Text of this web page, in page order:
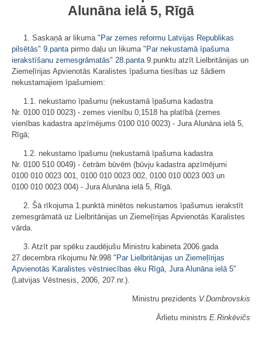
Alunāna ielā 5, Rīgā
1. Saskaņā ar likuma " Par zemes reformu Latvijas Republikas
pilsētās" 9.pantapirmo daļu un likuma " Par nekustamā īpašuma
ierakstīšanu zemesgrāmatās" 28.panta9.punktu atzīt Lielbritānijas un
Ziemeļīrijas Apvienotās Karalistes īpašuma tiesības uz šādiem
nekustamajiem īpašumiem:
1.1. nekustamo īpašumu (nekustamā īpašuma kadastra
Nr. 0100 010 0023) - zemes vienību 0,1518 ha platībā (zemes
vienības kadastra apzīmējums 0100 010 0023) - Jura Alunāna ielā 5,
Rīgā;
1.2. nekustamo īpašumu (nekustamā īpašuma kadastra
Nr. 0100 510 0049) - četrām būvēm (būvju kadastra apzīmējumi
0100 010 0023 001, 0100 010 0023 002, 0100 010 0023 003 un
0100 010 0023 004) - Jura Alunāna ielā 5, Rīgā.
2. Šā rīkojuma 1.punktā minētos nekustamos īpašumus ierakstīt
zemesgrāmatā uz Lielbritānijas un Ziemeļīrijas Apvienotās Karalistes
vārda.
3. Atzīt par spēku zaudējušu Ministru kabineta 2006.gada
27.decembra rīkojumu Nr.998 " Par Lielbritānijas un Ziemeļīrijas
Apvienotās Karalistes vēstniecības ēku Rīgā, Jura Alunāna ielā 5"
(Latvijas Vēstnesis, 2006, 207.nr.).
Ministru prezidents V.Dombrovskis
Ārlietu ministrs E.Rinkēvičs